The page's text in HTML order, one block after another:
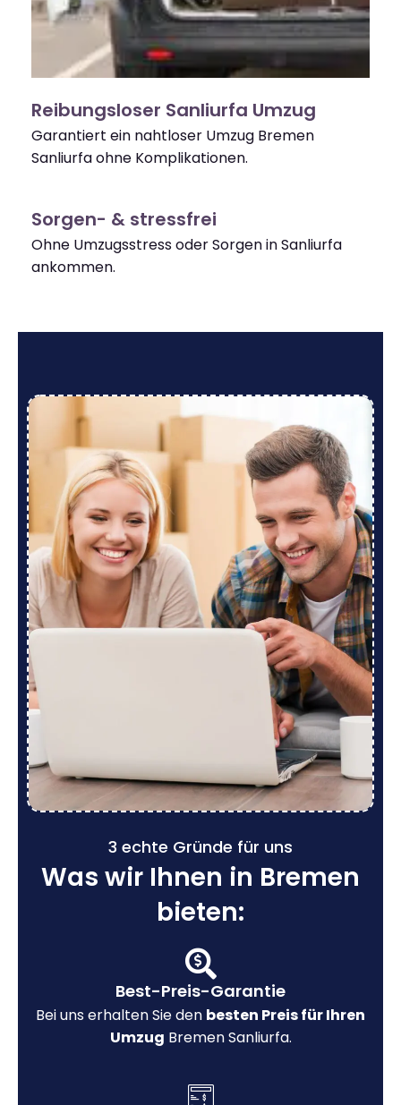
Reibungsloser Sanliurfa Umzug
Garantiert ein nahtloser Umzug Bremen
Sanliurfa ohne Komplikationen.
Sorgen- & stressfrei
Ohne Umzugsstress oder Sorgen in Sanliurfa
ankommen.
3 echte Gründe für uns
Was wir Ihnen in Bremen
bieten:
Best-Preis-Garantie
Bei uns erhalten Sie den besten Preis für Ihren
Umzug Bremen Sanliurfa.